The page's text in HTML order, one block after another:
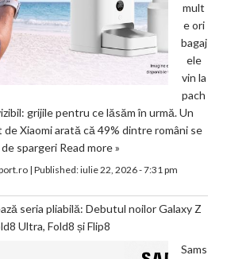
mult
e ori
bagaj
ele
vin la
pach
grijile pentru ce lăsăm în urmă. Un
Xiaomi arată că 49% dintre români se
spargeri Read more »
| Published:iulie 22, 2026 - 7:31 pm
seria pliabilă: Debutul noilor Galaxy Z
Ultra, Fold8 și Flip8
Sams